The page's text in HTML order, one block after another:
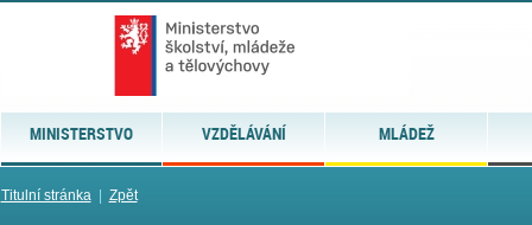
MINISTERSTVO VZDĚLÁVÁNÍ MLÁDEŽ
Titulní stránka| Zpět